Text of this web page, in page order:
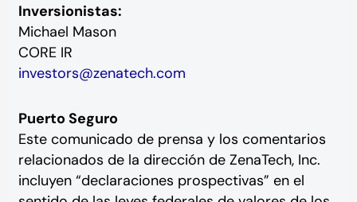
Inversionistas:
Michael Mason
CORE IR
investors@zenatech.com
Puerto Seguro
Este comunicado de prensa y los comentarios
relacionados de la dirección de ZenaTech, Inc.
incluyen “declaraciones prospectivas” en el